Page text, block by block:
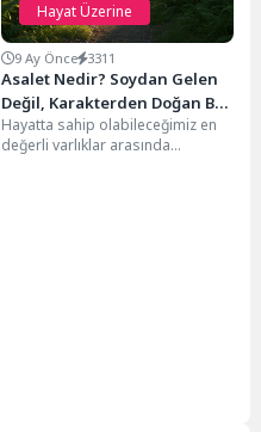
Hayat Üzerine
9 Ay Önce 3311
Asalet Nedir? Soydan Gelen
Değil, Karakterden Doğan Bir
Erdem
Hayatta sahip olabileceğimiz en
değerli varlıklar arasında